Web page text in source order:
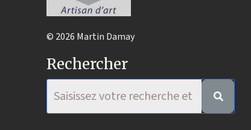
© 2026 Martin Damay
Rechercher